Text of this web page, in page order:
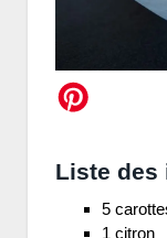
Liste des
5
1 citron